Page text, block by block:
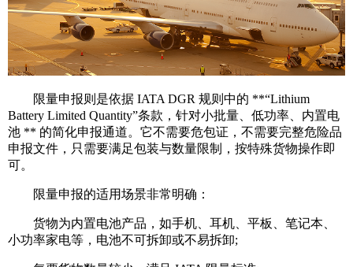
限量申报则是依据 IATA DGR 规则中的 **“Lithium
Battery Limited Quantity”条款，针对小批量、低功率、内置电
池 ** 的简化申报通道。它不需要危包证，不需要完整危险品
申报文件，只需要满足包装与数量限制，按特殊货物操作即
可。
限量申报的适用场景非常明确：
货物为内置电池产品，如手机、耳机、平板、笔记本、
小功率家电等，电池不可拆卸或不易拆卸;